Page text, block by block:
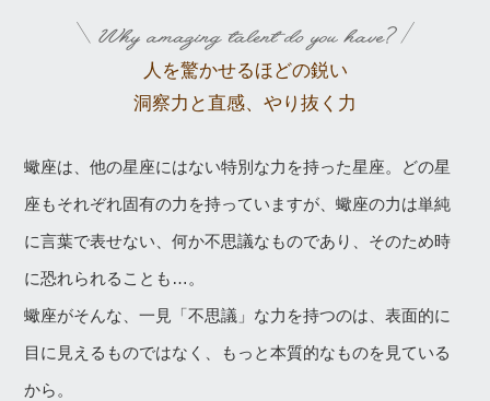
人を驚かせるほどの鋭い
洞察力と直感、やり抜く力
蠍座は、他の星座にはない特別な力を持った星座。どの星
座もそれぞれ固有の力を持っていますが、蠍座の力は単純
に言葉で表せない、何か不思議なものであり、そのため時
に恐れられることも…。
蠍座がそんな、一見「不思議」な力を持つのは、表面的に
目に見えるものではなく、もっと本質的なものを見ている
から。